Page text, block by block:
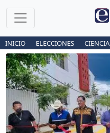
INICIO ELECCIONES CIENCIA